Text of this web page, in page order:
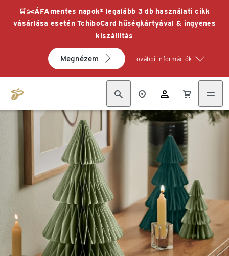
🛒✂️ÁFAmentes napok* legalább 3 db használati cikk
vásárlása esetén TchiboCard hűségkártyával & ingyenes
kiszállítás
Megnézem További információk